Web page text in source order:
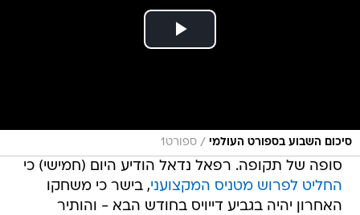
סיכום השבוע בספורט העולמי / ספורט1
סופה של תקופה. רפאל נדאל הודיע היום (חמישי) כי
החליט לפרוש מטניס המקצועני, בישר כי משחקו
האחרון יהיה בגביע דייויס בחודש הבא - והותיר